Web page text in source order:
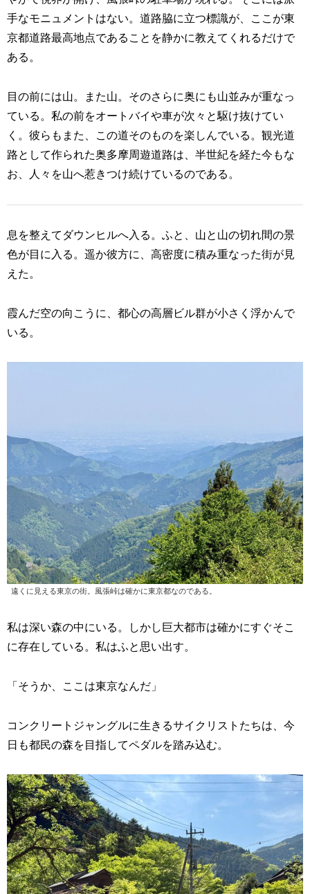
手なモニュメントはない。道路脇に立つ標識が、ここが東
京都道路最高地点であることを静かに教えてくれるだけで
ある。
目の前には山。また山。そのさらに奥にも山並みが重なっ
ている。私の前をオートバイや車が次々と駆け抜けてい
く。彼らもまた、この道そのものを楽しんでいる。観光道
路として作られた奥多摩周遊道路は、半世紀を経た今もな
お、人々を山へ惹きつけ続けているのである。
息を整えてダウンヒルへ入る。ふと、山と山の切れ間の景
色が目に入る。遥か彼方に、高密度に積み重なった街が見
えた。
霞んだ空の向こうに、都心の高層ビル群が小さく浮かんで
いる。
遠くに見える東京の街。風張峠は確かに東京都なのである。
私は深い森の中にいる。しかし巨大都市は確かにすぐそこ
に存在している。私はふと思い出す。
「そうか、ここは東京なんだ」
コンクリートジャングルに生きるサイクリストたちは、今
日も都民の森を目指してペダルを踏み込む。